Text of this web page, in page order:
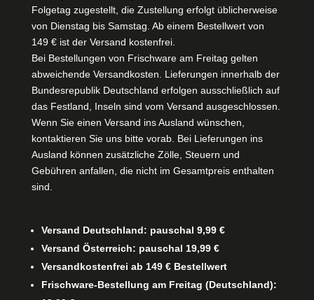
Folgetag zugestellt, die Zustellung erfolgt üblicherweise
von Dienstag bis Samstag. Ab einem Bestellwert von
149 € ist der Versand kostenfrei.
Bei Bestellungen von Frischware am Freitag gelten
abweichende Versandkosten. Lieferungen innerhalb der
Bundesrepublik Deutschland erfolgen ausschließlich auf
das Festland, Inseln sind vom Versand ausgeschlossen.
Wenn Sie einen Versand ins Ausland wünschen,
kontaktieren Sie uns bitte vorab. Bei Lieferungen ins
Ausland können zusätzliche Zölle, Steuern und
Gebühren anfallen, die nicht im Gesamtpreis enthalten
sind.
Versand Deutschland: pauschal 9,99 €
Versand Österreich: pauschal 19,99 €
Versandkostenfrei ab 149 € Bestellwert
Frischware-Bestellung am Freitag (Deutschland):